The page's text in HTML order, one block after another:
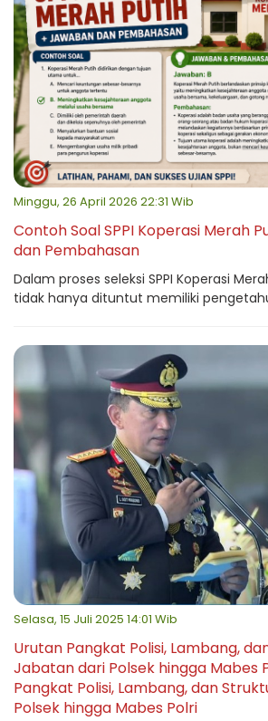
Minggu, 26 April 2026 22:31 Wib
Contoh Soal SPPI Koperasi Merah
dan Pembahasan
Dalam proses seleksi SPPI Koperasi
tidak hanya dituntut memiliki
Selasa, 15 Juli 2025 14:01 Wib
Urutan Pangkat Polisi, Lambang,
Jabatan dari Polsek hingga Mabes
Pangkat Polisi, Lambang, dan
Polsek hingga Mabes Polri